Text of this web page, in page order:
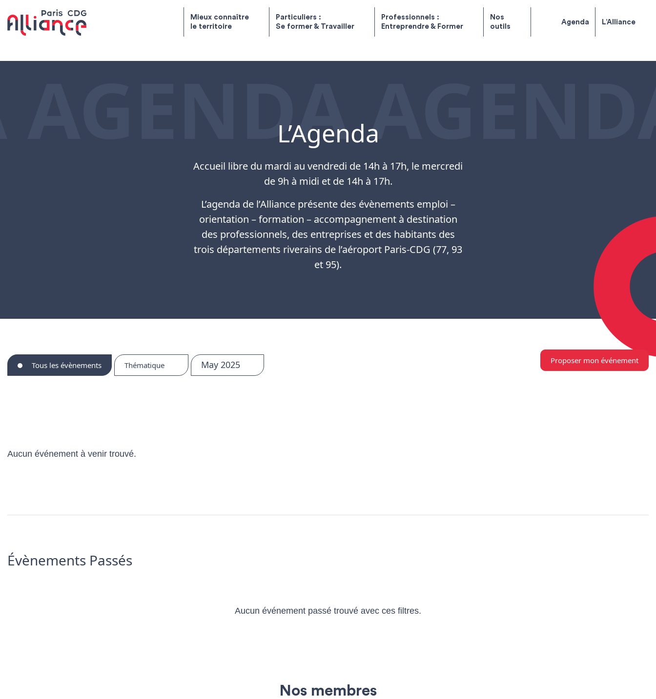
Mieux connaître
le territoire
Particuliers :
Se former & Travailler
Professionnels :
Entreprendre & Former
Nos
outils
Agenda L’Alliance
L’Agenda
Accueil libre du mardi au vendredi de 14h à 17h, le mercredi
de 9h à midi et de 14h à 17h.
L’agenda de l’Alliance présente des évènements emploi –
orientation – formation – accompagnement à destination
des professionnels, des entreprises et des habitants des
trois départements riverains de l’aéroport Paris-CDG (77, 93
et 95).
Tous les évènements Thématique May 2025 Proposer mon événement
Aucun événement à venir trouvé.
Évènements Passés
Aucun événement passé trouvé avec ces filtres.
Nos membres